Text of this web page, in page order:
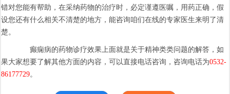
错对您能有帮助，在采纳药物的治疗时，必定谨遵医嘱，用药正确，假
设您还有什么相关不清楚的地方，能咨询咱们在线的专家医生来明了清
楚。
癫痫病的药物诊疗效果上面就是关于精神类类问题的解答，如
果大家想要了解其他方面的内容，可以直接电话咨询，咨询电话为0532-
86177729。